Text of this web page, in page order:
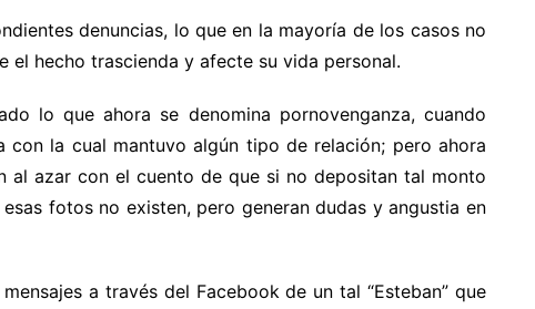
denuncias, lo que en la mayoría de los casos no
el hecho trascienda y afecte su vida personal.
lo que ahora se denomina pornovenganza, cuando
con la cual mantuvo algún tipo de relación; pero ahora
al azar con el cuento de que si no depositan tal monto
fotos no existen, pero generan dudas y angustia en
a través del Facebook de un tal “Esteban” que